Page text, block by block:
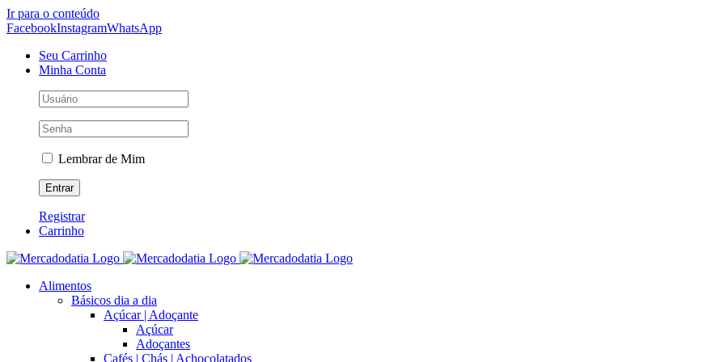
Ir para o conteúdo
FacebookInstagramWhatsApp
Seu Carrinho
Minha Conta
Lembrar de Mim
Registrar
Carrinho
Alimentos
Básicos dia a dia
Açúcar | Adoçante
Açúcar
Adoçantes
Cafés | Chás | Achocolatados